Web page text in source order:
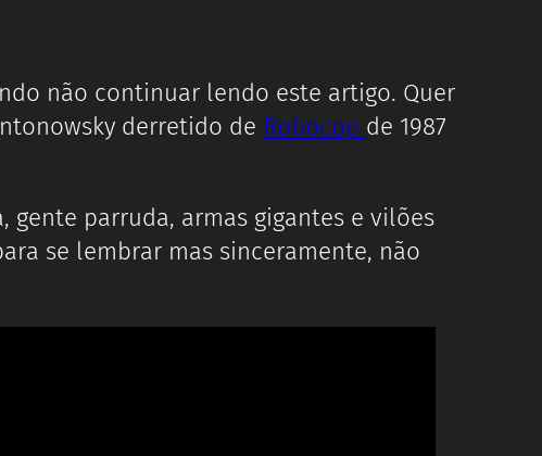
não continuar lendo este artigo. Quer
derretido de Robocop de 1987
parruda, armas gigantes e vilões
se lembrar mas sinceramente, não